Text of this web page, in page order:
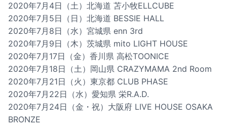
2020年7月4日（土）北海道 苫小牧ELLCUBE
2020年7月5日（日）北海道 BESSIE HALL
2020年7月8日（水）宮城県 enn 3rd
2020年7月9日（木）茨城県 mito LIGHT HOUSE
2020年7月17日（金）香川県 高松TOONICE
2020年7月18日（土）岡山県 CRAZYMAMA 2nd Room
2020年7月21日（火）東京都 CLUB PHASE
2020年7月22日（水）愛知県 栄R.A.D.
2020年7月24日（金・祝）大阪府 LIVE HOUSE OSAKA
BRONZE